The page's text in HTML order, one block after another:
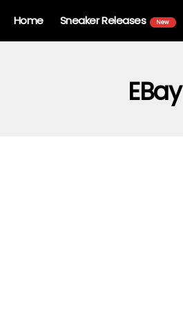
Home Sneaker Releases New
EBay